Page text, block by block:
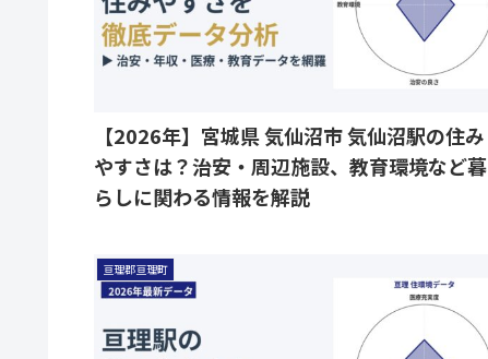
【2026年】宮城県 気仙沼市 気仙沼駅の住み
やすさは？治安・周辺施設、教育環境など暮
らしに関わる情報を解説
亘理郡亘理町